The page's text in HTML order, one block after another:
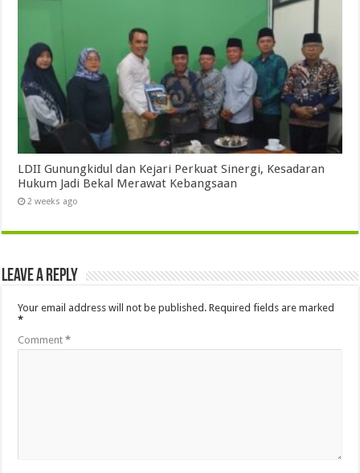
LDII Gunungkidul dan Kejari Perkuat Sinergi, Kesadaran
Hukum Jadi Bekal Merawat Kebangsaan
2 weeks ago
Leave a Reply
Your email address will not be published. Required fields are marked
*
Comment*